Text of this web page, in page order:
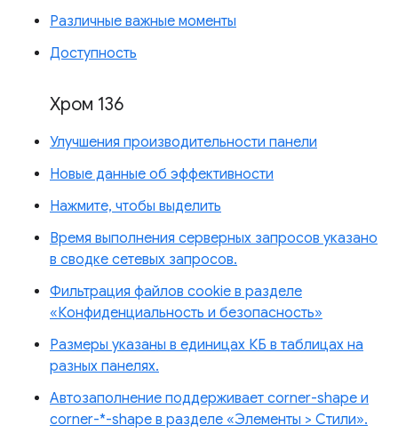
Различные важные моменты
Доступность
Хром 136
Улучшения производительности панели
Новые данные об эффективности
Нажмите, чтобы выделить
Время выполнения серверных запросов указано
в сводке сетевых запросов.
Фильтрация файлов cookie в разделе
«Конфиденциальность и безопасность»
Размеры указаны в единицах КБ в таблицах на
разных панелях.
Автозаполнение поддерживает corner-shape и
corner-*-shape в разделе «Элементы > Стили».